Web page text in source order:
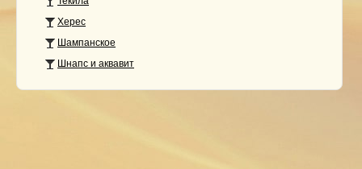
Херес
Шампанское
Шнапс и аквавит